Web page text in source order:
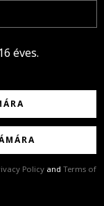
éves.
Policy and Terms of